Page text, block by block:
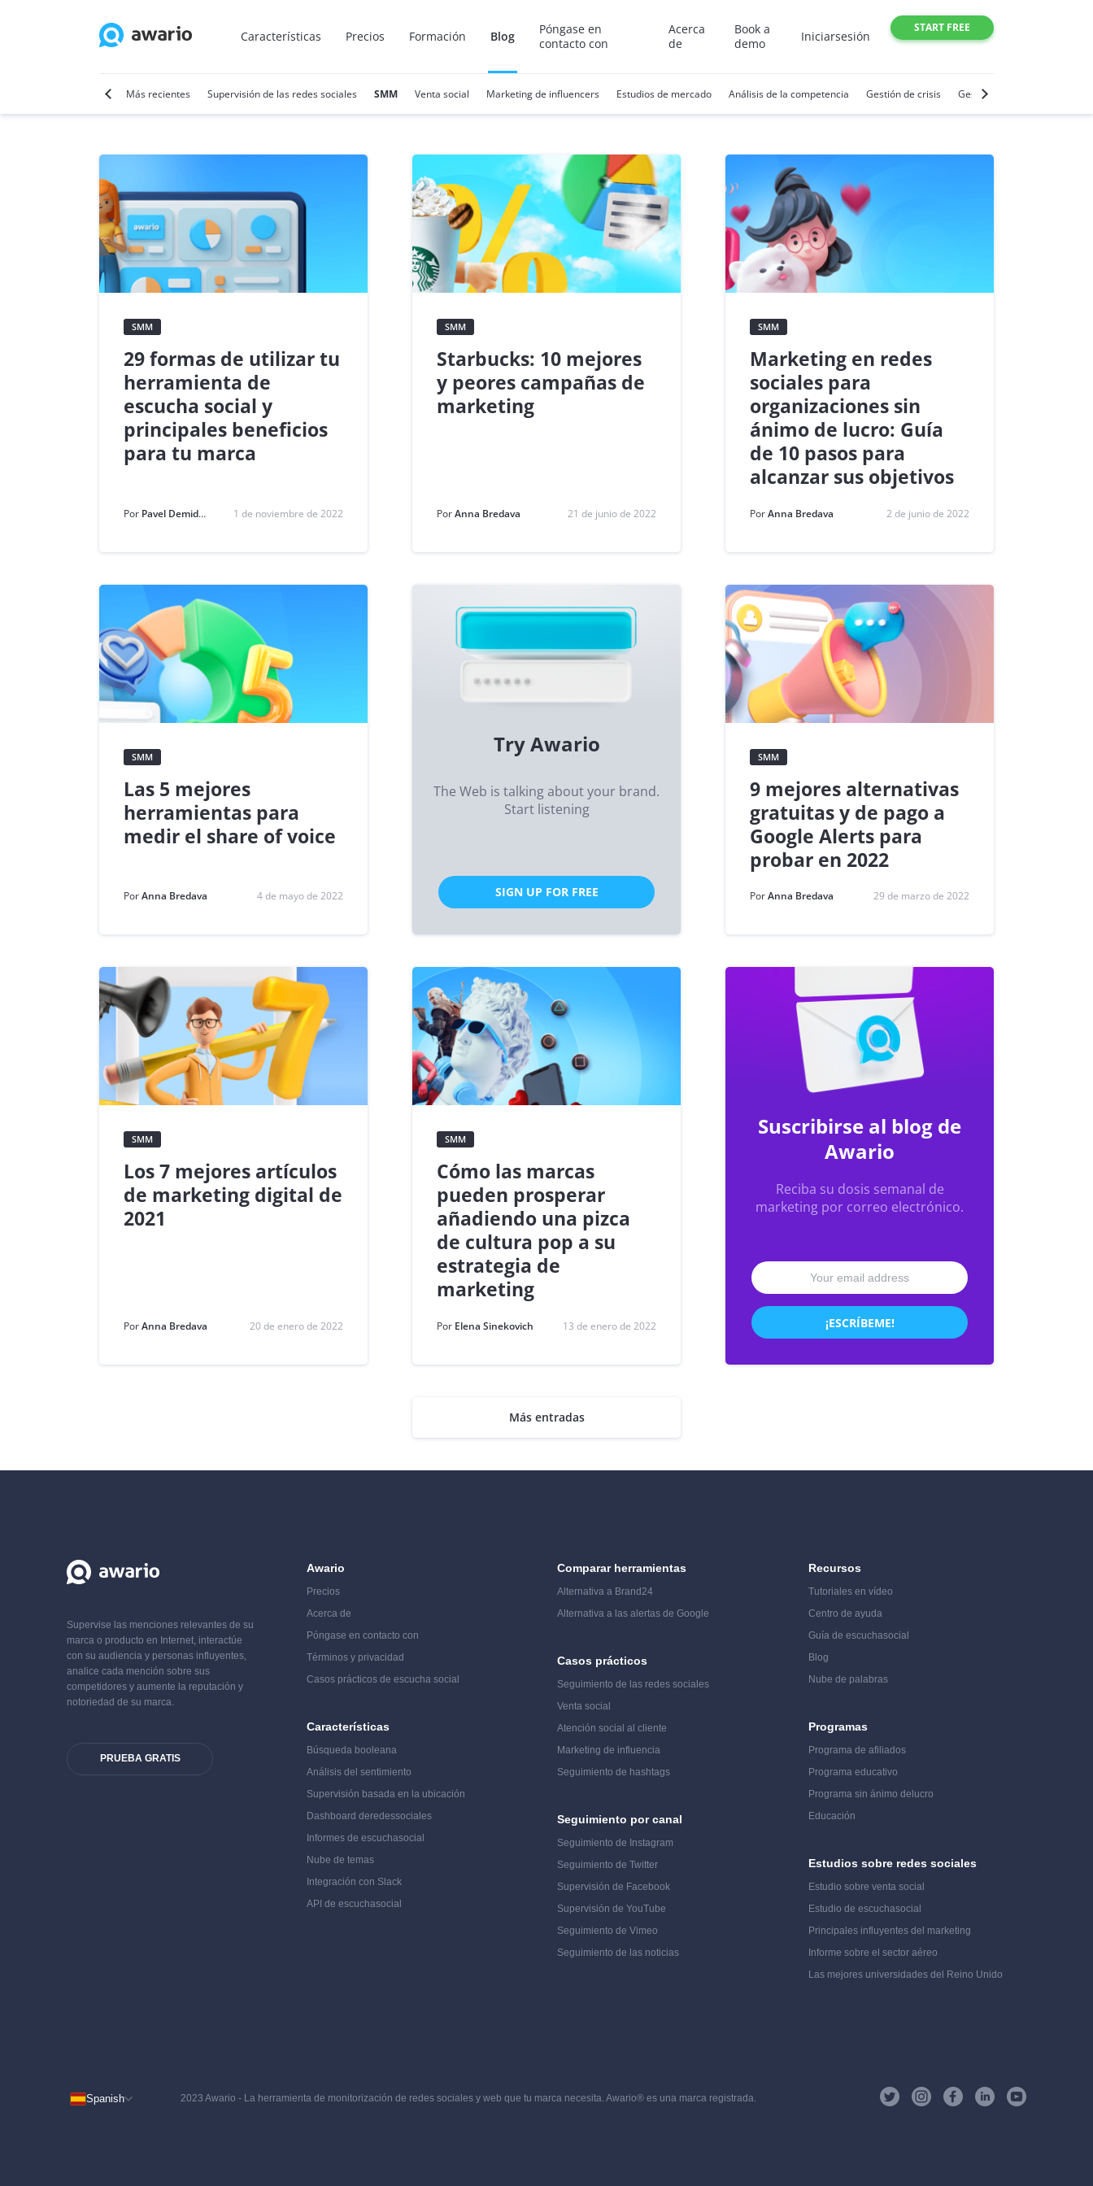
Características Precios Formación Blog
Póngase en
contacto con
Acerca
de
Book a
demo
Iniciarsesión
START FREE
Marketing por vídeo Más recientes Supervisión de las redes sociales SMM Venta social Marketing de influencers Estudios de mercado Análisis de la competencia Gestión de crisis Gestión de redes sociales
SMM
29 formas de utilizar tu
herramienta de
escucha social y
principales beneficios
para tu marca
Por Pavel Demidchick 1 de noviembre de 2022
SMM
Starbucks: 10 mejores
y peores campañas de
marketing
PorAnna Bredava 21 de junio de 2022
SMM
Marketing en redes
sociales para
organizaciones sin
ánimo de lucro: Guía
de 10 pasos para
alcanzar sus objetivos
PorAnna Bredava 2 de junio de 2022
SMM
Las 5 mejores
herramientas para
medir el share of voice
PorAnna Bredava 4 de mayo de 2022
Try Awario
The Web is talking about your brand.
Start listening
SIGN UP FOR FREE
SMM
9 mejores alternativas
gratuitas y de pago a
Google Alerts para
probar en 2022
PorAnna Bredava 29 de marzo de 2022
SMM
Los 7 mejores artículos
de marketing digital de
2021
PorAnna Bredava 20 de enero de 2022
SMM
Cómo las marcas
pueden prosperar
añadiendo una pizca
de cultura pop a su
estrategia de
marketing
Por Elena Sinekovich 13 de enero de 2022
Suscribirse al blog de
Awario
Reciba su dosis semanal de
marketing por correo electrónico.
¡ESCRÍBEME!
Más entradas
Supervise las menciones relevantes de su
marca o producto en Internet, interactúe
con su audiencia y personas influyentes,
analice cada mención sobre sus
competidores y aumente la reputación y
notoriedad de su marca.
PRUEBA GRATIS
Awario
Precios
Acerca de
Póngase en contacto con
Términos y privacidad
Casos prácticos de escucha social
Características
Búsqueda booleana
Análisis del sentimiento
Supervisión basada en la ubicación
Dashboard deredessociales
Informes de escuchasocial
Nube de temas
Integración con Slack
API de escuchasocial
Comparar herramientas
Alternativa a Brand24
Alternativa a las alertas de Google
Casos prácticos
Seguimiento de las redes sociales
Venta social
Atención social al cliente
Marketing de influencia
Seguimiento de hashtags
Seguimiento por canal
Seguimiento de Instagram
Seguimiento de Twitter
Supervisión de Facebook
Supervisión de YouTube
Seguimiento de Vimeo
Seguimiento de las noticias
Recursos
Tutoriales en vídeo
Centro de ayuda
Guía de escuchasocial
Blog
Nube de palabras
Programas
Programa de afiliados
Programa educativo
Programa sin ánimo delucro
Educación
Estudios sobre redes sociales
Estudio sobre venta social
Estudio de escuchasocial
Principales influyentes del marketing
Informe sobre el sector aéreo
Las mejores universidades del Reino Unido
Spanish 2023 Awario - La herramienta de monitorización de redes sociales y web que tu marca necesita. Awario® es una marca registrada.